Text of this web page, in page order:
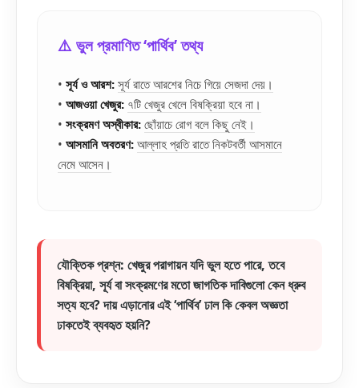
⚠️ ভুল প্রমাণিত ‘পার্থিব’ তথ্য
• সূর্য ও আরশ: সূর্য রাতে আরশের নিচে গিয়ে সেজদা দেয়।
• আজওয়া খেজুর: ৭টি খেজুর খেলে বিষক্রিয়া হবে না।
• সংক্রমণ অস্বীকার: ছোঁয়াচে রোগ বলে কিছু নেই।
• আসমানি অবতরণ: আল্লাহ প্রতি রাতে নিকটবর্তী আসমানে
নেমে আসেন।
যৌক্তিক প্রশ্ন: খেজুর পরাগায়ন যদি ভুল হতে পারে, তবে
বিষক্রিয়া, সূর্য বা সংক্রমণের মতো জাগতিক দাবিগুলো কেন ধ্রুব
সত্য হবে? দায় এড়ানোর এই ‘পার্থিব’ ঢাল কি কেবল অজ্ঞতা
ঢাকতেই ব্যবহৃত হয়নি?